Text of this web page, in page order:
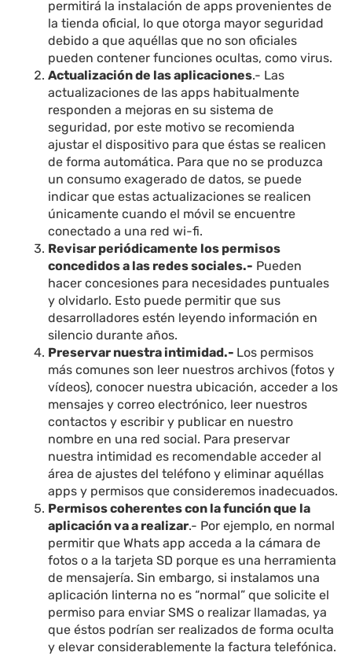
permitirá la instalación de apps provenientes de
la tienda oficial, lo que otorga mayor seguridad
debido a que aquéllas que no son oficiales
pueden contener funciones ocultas, como virus.
Actualización de las aplicaciones.- Las
actualizaciones de las apps habitualmente
responden a mejoras en su sistema de
seguridad, por este motivo se recomienda
ajustar el dispositivo para que éstas se realicen
de forma automática. Para que no se produzca
un consumo exagerado de datos, se puede
indicar que estas actualizaciones se realicen
únicamente cuando el móvil se encuentre
conectado a una red wi-fi.
Revisar periódicamente los permisos
concedidos a las redes sociales.- Pueden
hacer concesiones para necesidades puntuales
y olvidarlo. Esto puede permitir que sus
desarrolladores estén leyendo información en
silencio durante años.
Preservar nuestra intimidad.- Los permisos
más comunes son leer nuestros archivos (fotos y
vídeos), conocer nuestra ubicación, acceder a los
mensajes y correo electrónico, leer nuestros
contactos y escribir y publicar en nuestro
nombre en una red social. Para preservar
nuestra intimidad es recomendable acceder al
área de ajustes del teléfono y eliminar aquéllas
apps y permisos que consideremos inadecuados.
Permisos coherentes con la función que la
aplicación va a realizar.- Por ejemplo, en normal
permitir que Whats app acceda a la cámara de
fotos o a la tarjeta SD porque es una herramienta
de mensajería. Sin embargo, si instalamos una
aplicación linterna no es “normal” que solicite el
permiso para enviar SMS o realizar llamadas, ya
que éstos podrían ser realizados de forma oculta
y elevar considerablemente la factura telefónica.